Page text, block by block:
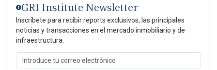
GRI Institute Newsletter
Inscríbete para recibir reports exclusivos, las principales
noticias y transacciones en el mercado inmobiliario y de
infraestructura.